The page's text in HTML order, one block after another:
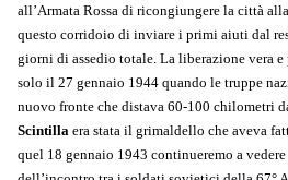
all’Armata Rossa di ricongiungere la città
questo corridoio di inviare i primi aiuti dal
giorni di assedio totale. La liberazione vera
solo il 27 gennaio 1944 quando le truppe
nuovo fronte che distava 60-100 chilometri
Scintilla era stata il grimaldello che aveva
quel 18 gennaio 1943 continueremo a